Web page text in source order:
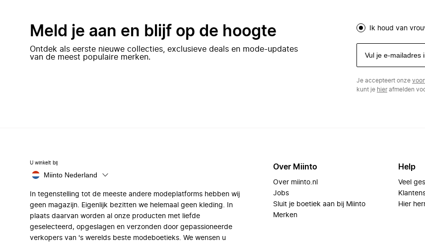
Meld je aan en blijf op de hoogte
Ontdek als eerste nieuwe collecties, exclusieve deals en mode-updates
van de meest populaire merken.
Ik houd van
Je accepteert onze
kunt je hierafmelden
U winkelt bij
Miinto Nederland
In tegenstelling tot de meeste andere modeplatforms hebben wij
geen magazijn. Eigenlijk bezitten we helemaal geen kleding. In
plaats daarvan worden al onze producten met liefde
geselecteerd, opgeslagen en verzonden door gepassioneerde
verkopers van 's werelds beste modeboetieks. We wensen u
Over Miinto
Over miinto.nl
Jobs
Sluit je boetiek aan bij Miinto
Merken
Help
Veel
Hier